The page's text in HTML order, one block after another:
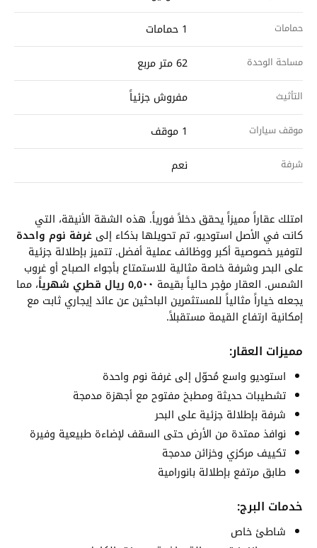
حمامات 1 حمامات
مساحة الوحدة 62 متر مربع
التأثيث مفروش جزئياً
موقف سيارات 1 موقف
شرفة نعم
امتلك عقاراً مميزاً يحقق دخلاً فورياً. هذه الشقة الأنيقة، التي
كانت في الأصل استوديو، تم تحويلها بذكاء إلى غرفة نوم واحدة
لتوفير خصوصية أكبر ووظائف عملية أفضل. تتميز بإطلالة جزئية
على البحر وشرفة خاصة مثالية للاستمتاع بأجواء الصباح أو غروب
الشمس. العقار مؤجر حالياً بقيمة ٥,٥٠٠ ريال قطري شهرياً
، مما
يجعله خياراً مثالياً للمستثمرين الباحثين عن عائد إيجاري ثابت مع
إمكانية ارتفاع القيمة مستقبلاً.
مميزات العقار:
استوديو واسع مُحوّل إلى غرفة نوم واحدة
تشطيبات حديثة ومطبخ مفتوح مع أجهزة مدمجة
شرفة بإطلالة جزئية على البحر
نوافذ ممتدة من الأرض حتى السقف لإضاءة طبيعية وفيرة
تكييف مركزي وخزائن مدمجة
طابق مرتفع بإطلالة بانورامية
خدمات البرج:
شاطئ خاص